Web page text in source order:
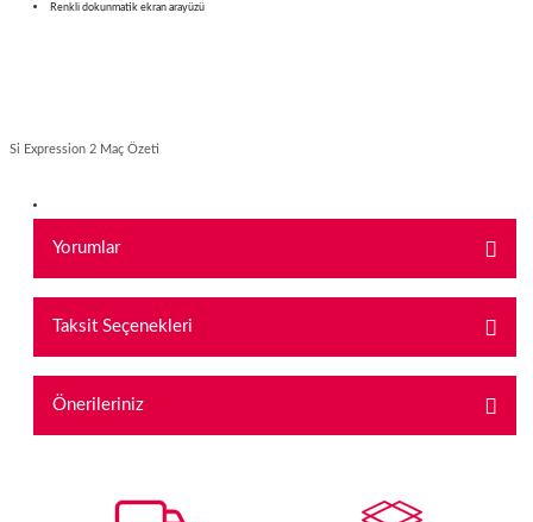
Renkli dokunmatik ekran arayüzü
Si Expression 2 Maç Özeti
Yorumlar
Taksit Seçenekleri
Önerileriniz
iletebilirsiniz.